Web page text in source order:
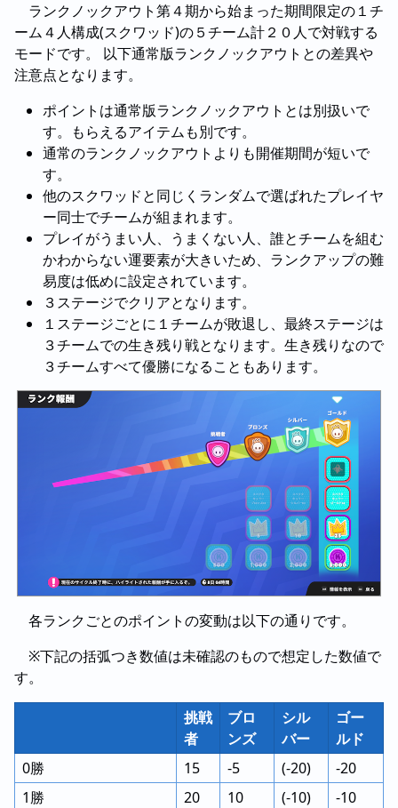
ランクノックアウト第４期から始まった期間限定の１チ
ーム４人構成(スクワッド)の５チーム計２０人で対戦する
モードです。 以下通常版ランクノックアウトとの差異や
注意点となります。
ポイントは通常版ランクノックアウトとは別扱いで
す。もらえるアイテムも別です。
通常のランクノックアウトよりも開催期間が短いで
す。
他のスクワッドと同じくランダムで選ばれたプレイヤ
ー同士でチームが組まれます。
プレイがうまい人、うまくない人、誰とチームを組む
かわからない運要素が大きいため、ランクアップの難
易度は低めに設定されています。
３ステージでクリアとなります。
１ステージごとに１チームが敗退し、最終ステージは
３チームでの生き残り戦となります。生き残りなので
３チームすべて優勝になることもあります。
各ランクごとのポイントの変動は以下の通りです。
※下記の括弧つき数値は未確認のもので想定した数値で
す。
挑戦
者
ブロ
ンズ
シル
バー
ゴー
ルド
0勝
15 -5 (-20)
-20
1勝
20 10 (-10)
-10